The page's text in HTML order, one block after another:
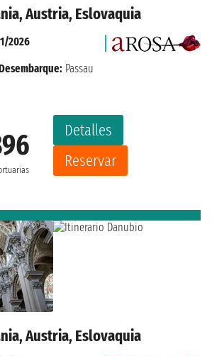
Austria, Eslovaquia
Detalles
Reservar
2026
Passau
Austria, Eslovaquia